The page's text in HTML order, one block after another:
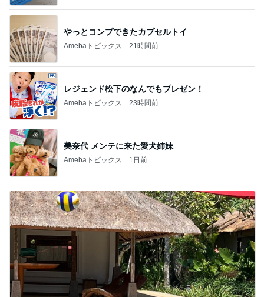
やっとコンプできたカプセルトイ
Amebaトピックス 21時間前
レジェンド松下のなんでもプレゼン！
Amebaトピックス 23時間前
美奈代 メンテに来た愛犬姉妹
Amebaトピックス 1日前